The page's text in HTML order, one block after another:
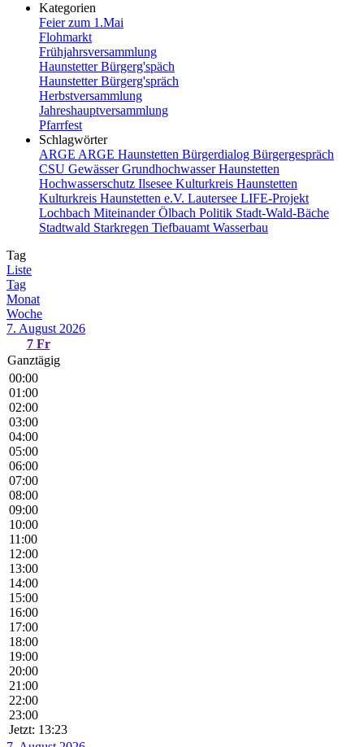
Kategorien
Feier zum 1.Mai
Flohmarkt
Frühjahrsversammlung
Haunstetter Bürgerg'späch
Haunstetter Bürgerg'spräch
Herbstversammlung
Jahreshauptversammlung
Pfarrfest
Schlagwörter
ARGE ARGE Haunstetten Bürgerdialog Bürgergespräch
CSU GewässerGrundhochwasserHaunstetten
Hochwasserschutz Ilsesee Kulturkreis Haunstetten
Kulturkreis Haunstetten e.V. Lautersee LIFE-Projekt
Lochbach MiteinanderÖlbach Politik Stadt-Wald-Bäche
Stadtwald Starkregen Tiefbauamt Wasserbau
Tag
Liste
Tag
Monat
Woche
7. August 2026
7 Fr
Ganztägig
00:00
01:00
02:00
03:00
04:00
05:00
06:00
07:00
08:00
09:00
10:00
11:00
12:00
13:00
14:00
15:00
16:00
17:00
18:00
19:00
20:00
21:00
22:00
23:00
Jetzt: 13:23